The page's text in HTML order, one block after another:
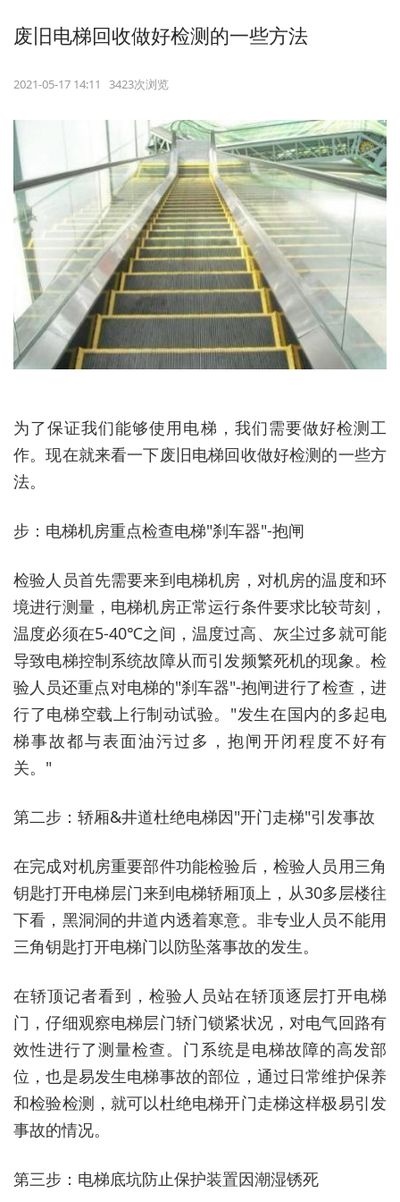
废旧电梯回收做好检测的一些方法
2021-05-17 14:11 3423次浏览
为了保证我们能够使用电梯，我们需要做好检测工
作。现在就来看一下废旧电梯回收做好检测的一些方
法。
步：电梯机房重点检查电梯"刹车器"-抱闸
检验人员首先需要来到电梯机房，对机房的温度和环
境进行测量，电梯机房正常运行条件要求比较苛刻，
温度必须在5-40℃之间，温度过高、灰尘过多就可能
导致电梯控制系统故障从而引发频繁死机的现象。检
验人员还重点对电梯的"刹车器"-抱闸进行了检查，进
行了电梯空载上行制动试验。"发生在国内的多起电
梯事故都与表面油污过多，抱闸开闭程度不好有
关。"
第二步：轿厢&井道杜绝电梯因"开门走梯"引发事故
在完成对机房重要部件功能检验后，检验人员用三角
钥匙打开电梯层门来到电梯轿厢顶上，从30多层楼往
下看，黑洞洞的井道内透着寒意。非专业人员不能用
三角钥匙打开电梯门以防坠落事故的发生。
在轿顶记者看到，检验人员站在轿顶逐层打开电梯
门，仔细观察电梯层门轿门锁紧状况，对电气回路有
效性进行了测量检查。门系统是电梯故障的高发部
位，也是易发生电梯事故的部位，通过日常维护保养
和检验检测，就可以杜绝电梯开门走梯这样极易引发
事故的情况。
第三步：电梯底坑防止保护装置因潮湿锈死